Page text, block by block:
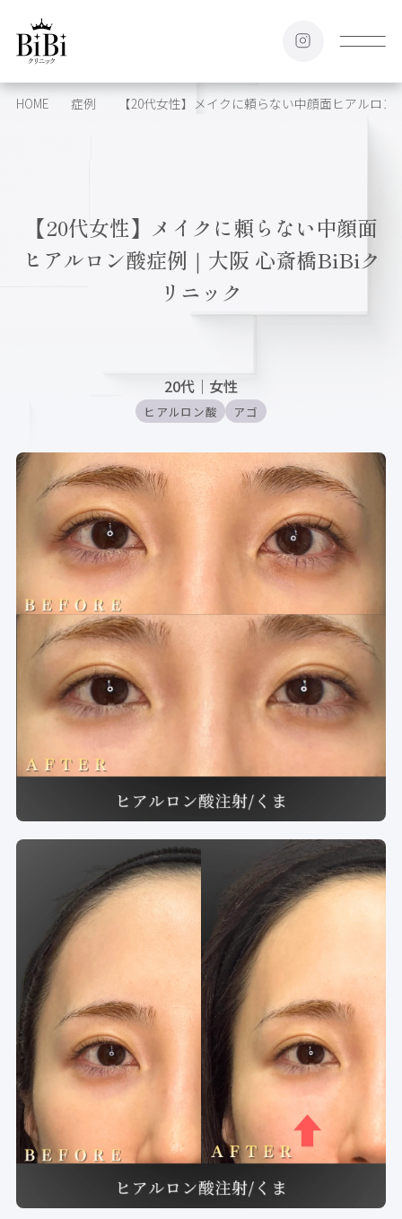
HOME 症例 【20代女性】メイクに頼らない中顔面ヒアルロ
【20代女性】メイクに頼らない中顔面
ヒアルロン酸症例｜大阪 心斎橋BiBiク
リニック
20代 ｜ 女性
ヒアルロン酸 アゴ